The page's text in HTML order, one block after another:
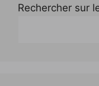
Rechercher sur